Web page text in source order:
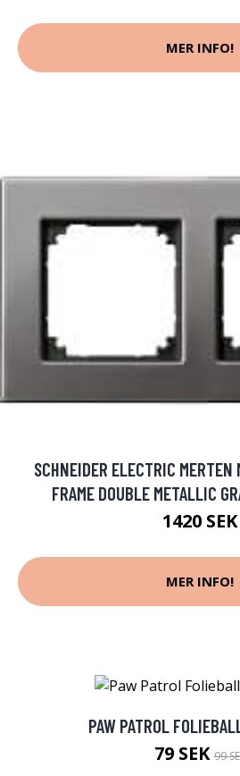
MER INFO!
SCHNEIDER ELECTRIC MERTEN
FRAME DOUBLE METALLIC
1420 SEK
MER INFO!
PAW PATROL
79 SEK99